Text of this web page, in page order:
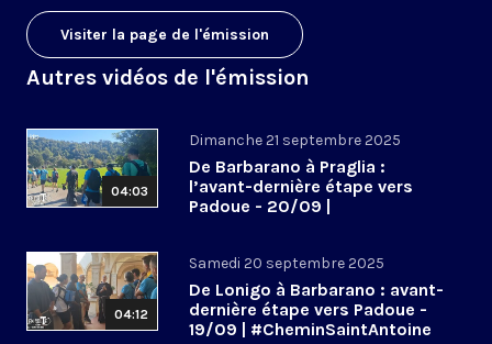
Visiter la page de l'émission
Autres vidéos de l'émission
04:03
Dimanche 21 septembre 2025
De Barbarano à Praglia :
l’avant-dernière étape vers
Padoue - 20/09 |
04:12
Samedi 20 septembre 2025
De Lonigo à Barbarano : avant-
dernière étape vers Padoue -
19/09 | #CheminSaintAntoine